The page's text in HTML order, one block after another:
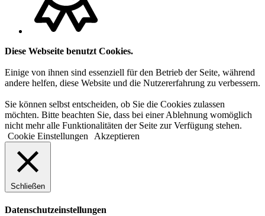
Diese Webseite benutzt Cookies.
Einige von ihnen sind essenziell für den Betrieb der Seite, während
andere helfen, diese Website und die Nutzererfahrung zu verbessern.
Sie können selbst entscheiden, ob Sie die Cookies zulassen
möchten. Bitte beachten Sie, dass bei einer Ablehnung womöglich
nicht mehr alle Funktionalitäten der Seite zur Verfügung stehen.
Cookie Einstellungen
Akzeptieren
Schließen
Datenschutzeinstellungen